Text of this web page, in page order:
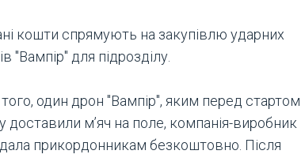
кошти спрямують на закупівлю ударних
"Вампір" для підрозділу.
один дрон "Вампір", яким перед стартом
доставили м’яч на поле, компанія-виробник
прикордонникам безкоштовно. Після